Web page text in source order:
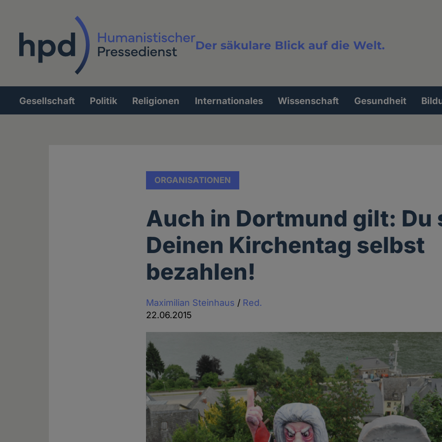
Der säkulare Blick auf die Welt.
Volltextsuche
Hauptnavigation
Gesellschaft Politik Religionen Internationales Wissenschaft Gesundheit
ORGANISATIONEN
Auch in Dortmund gilt: Du
Deinen Kirchentag selbst
bezahlen!
Maximilian Steinhaus / Red.
22.06.2015